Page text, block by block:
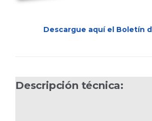
Descargue aquí el Boletín
Descripción técnica: